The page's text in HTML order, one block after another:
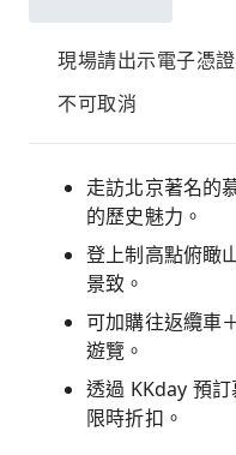
現場請出示電子憑
不可取消
走訪北京著名的
的歷史魅力。
登上制高點俯瞰
景致。
可加購往返纜車
遊覽。
透過 KKday 預
限時折扣。